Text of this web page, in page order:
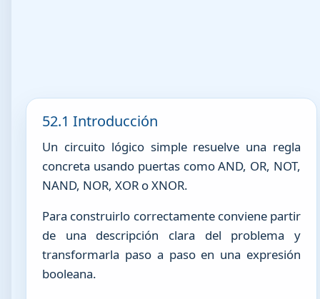
52.1 Introducción
Un circuito lógico simple resuelve una regla
concreta usando puertas como AND, OR, NOT,
NAND, NOR, XOR o XNOR.
Para construirlo correctamente conviene partir
de una descripción clara del problema y
transformarla paso a paso en una expresión
booleana.